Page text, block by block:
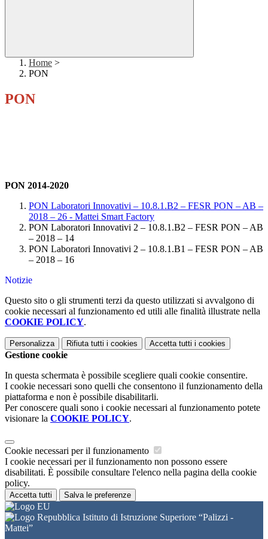
Home >
PON
PON
PON 2014-2020
PON Laboratori Innovativi – 10.8.1.B2 – FESR PON – AB –
2018 – 26 - Mattei Smart Factory
PON Laboratori Innovativi 2 – 10.8.1.B2 – FESR PON – AB
– 2018 – 14
PON Laboratori Innovativi 2 – 10.8.1.B1 – FESR PON – AB
– 2018 – 16
Notizie
Questo sito o gli strumenti terzi da questo utilizzati si avvalgono di
cookie necessari al funzionamento ed utili alle finalità illustrate nella
COOKIE POLICY.
Personalizza Rifiuta tutti i cookies Accetta tutti i cookies
Gestione cookie
In questa schermata è possibile scegliere quali cookie consentire.
I cookie necessari sono quelli che consentono il funzionamento della
piattaforma e non è possibile disabilitarli.
Per conoscere quali sono i cookie necessari al funzionamento potete
visionare la COOKIE POLICY.
Cookie necessari per il funzionamento
I cookie necessari per il funzionamento non possono essere
disabilitati. È possibile consultare l'elenco nella pagina della cookie
policy.
Accetta tutti Salva le preferenze
Istituto di Istruzione Superiore “Palizzi -
Mattei”